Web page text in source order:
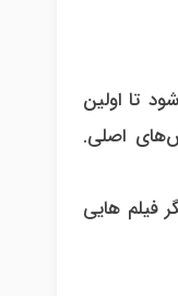
تا اولین
اصلی.
فیلم هایی